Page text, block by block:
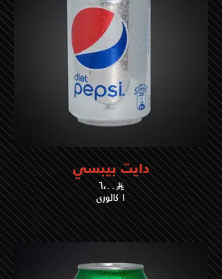
دايت بيبسي
٦،٠٠
١ كالوري